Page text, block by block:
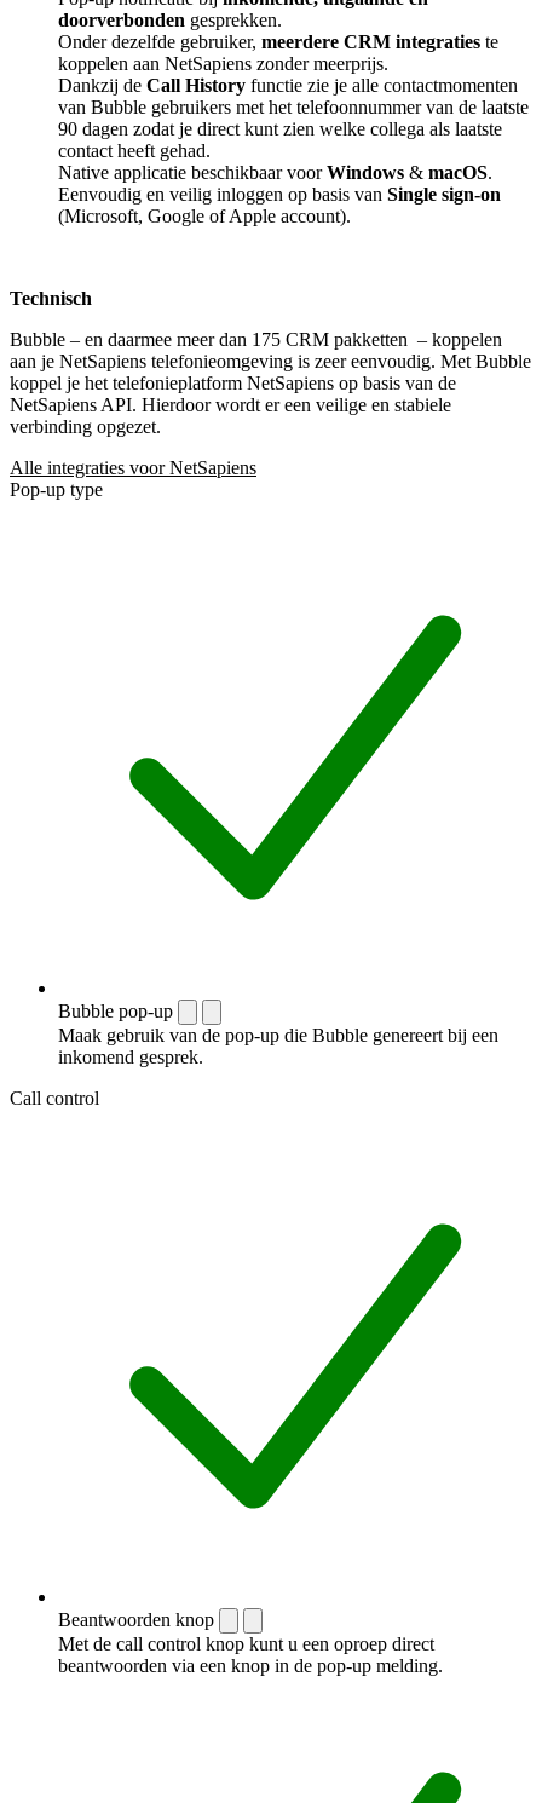
doorverbonden gesprekken.
Onder dezelfde gebruiker, meerdere CRM integraties te
koppelen aan NetSapiens zonder meerprijs.
Dankzij de Call History functie zie je alle contactmomenten
van Bubble gebruikers met het telefoonnummer van de laatste
90 dagen zodat je direct kunt zien welke collega als laatste
contact heeft gehad.
Native applicatie beschikbaar voorWindows & macOS.
Eenvoudig en veilig inloggen op basis van Single sign-on
(Microsoft, Google of Apple account).
Technisch
Bubble – en daarmee meer dan 175 CRM pakketten – koppelen
aan je NetSapiens telefonieomgeving is zeer eenvoudig. Met Bubble
koppel je het telefonieplatform NetSapiens op basis van de
NetSapiens API. Hierdoor wordt er een veilige en stabiele
verbinding opgezet.
Alle integraties voor NetSapiens
Pop-up type
Bubble pop-up
Maak gebruik van de pop-up die Bubble genereert bij een
inkomend gesprek.
Call control
Beantwoorden knop
Met de call control knop kunt u een oproep direct
beantwoorden via een knop in de pop-up melding.